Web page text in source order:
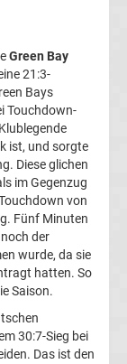
Green Bay
21:3-
Bays
Touchdown-
ist, und sorgte
Diese glichen
im Gegenzug
von
Fünf Minuten
der
wurde, da sie
hatten. So
Saison.
30:7-Sieg bei
Das ist den